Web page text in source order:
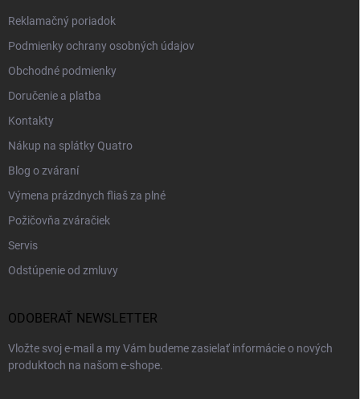
Reklamačný poriadok
Podmienky ochrany osobných údajov
Obchodné podmienky
Doručenie a platba
Kontakty
Nákup na splátky Quatro
Blog o zváraní
Výmena prázdnych fliaš za plné
Požičovňa zváračiek
Servis
Odstúpenie od zmluvy
ODOBERAŤ NEWSLETTER
Vložte svoj e-mail a my Vám budeme zasielať informácie o nových
produktoch na našom e-shope.